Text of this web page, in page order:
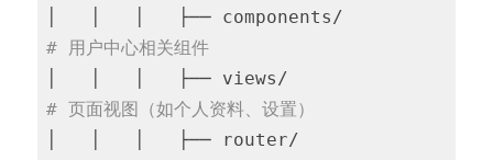
# 用户中心相关组件
# 页面视图（如个人资料、设置）
│   │   │   ├── router/